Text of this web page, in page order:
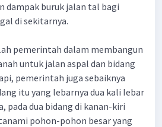
dampak buruk jalan tal bagi
di sekitarnya.
pemerintah dalam membangun
untuk jalan aspal dan bidang
pemerintah juga sebaiknya
itu yang lebarnya dua kali Iebar
pada dua bidang di kanan-kiri
pohon-pohon besar yang